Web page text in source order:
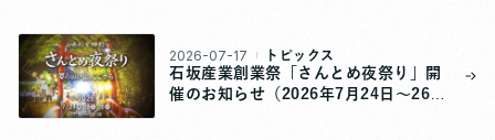
2026-07-17 トピックス
石坂産業創業祭「さんとめ夜祭り」開
催のお知らせ（2026年7月24日～26